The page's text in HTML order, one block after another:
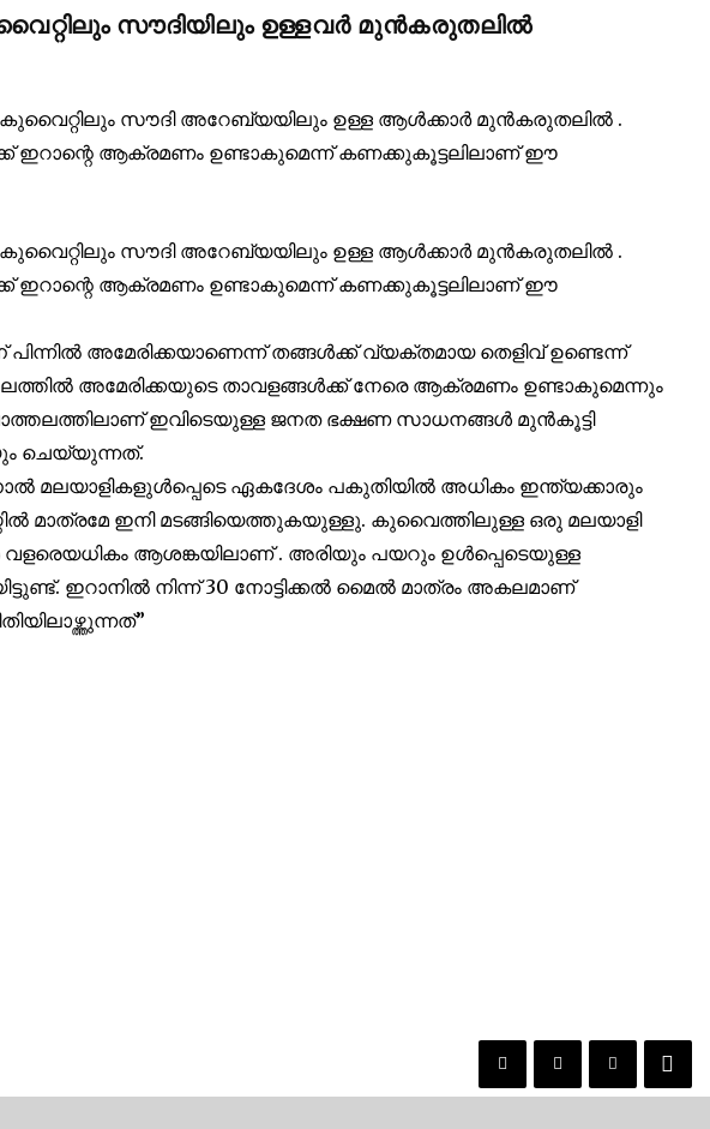
സൗദിയിലും ഉള്ളവർ മുൻകരുതലിൽ
സൗദി അറേബ്യയിലും ഉള്ള ആൾക്കാർ മുൻകരുതലിൽ .
ഇറാന്റെ ആക്രമണം ഉണ്ടാകുമെന്ന് കണക്കുകൂട്ടലിലാണ് ഈ
സൗദി അറേബ്യയിലും ഉള്ള ആൾക്കാർ മുൻകരുതലിൽ .
ഇറാന്റെ ആക്രമണം ഉണ്ടാകുമെന്ന് കണക്കുകൂട്ടലിലാണ് ഈ
അമേരിക്കയാണെന്ന് തങ്ങൾക്ക് വ്യക്തമായ തെളിവ് ഉണ്ടെന്ന്
അമേരിക്കയുടെ താവളങ്ങൾക്ക് നേരെ ആക്രമണം ഉണ്ടാകുമെന്നും
ഇവിടെയുള്ള ജനത ഭക്ഷണ സാധനങ്ങൾ മുൻകൂട്ടി
ചെയ്യുന്നത്.
മലയാളികളുൾപ്പെടെ ഏകദേശം പകുതിയിൽ അധികം ഇന്ത്യക്കാരും
മാത്രമേ ഇനി മടങ്ങിയെത്തുകയുള്ളു. കുവൈത്തിലുള്ള ഒരു മലയാളി
ആശങ്കയിലാണ് . അരിയും പയറും ഉൾപ്പെടെയുള്ള
ഇറാനിൽ നിന്ന് 30 നോട്ടിക്കൽ മൈൽ മാത്രം അകലമാണ്